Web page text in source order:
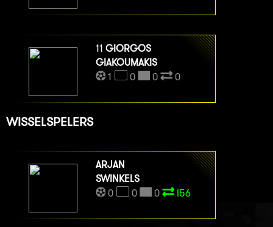
11 GIORGOS
GIAKOUMAKIS
1
0 0 0
WISSELSPELERS
ARJAN
SWINKELS
0
0 0 I56